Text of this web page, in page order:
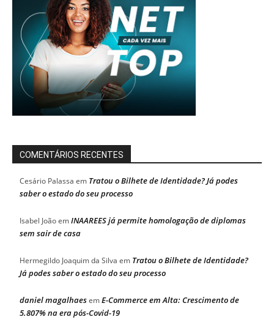
COMENTÁRIOS RECENTES
Cesário Palassa em Tratou o Bilhete de Identidade? Já podes
saber o estado do seu processo
Isabel JoãoemINAAREES já permite homologação de diplomas
sem sair de casa
Hermegildo Joaquim da Silva em Tratou o Bilhete de Identidade?
Já podes saber o estado do seu processo
daniel magalhaesemE-Commerce em Alta: Crescimento de
5.807% na era pós-Covid-19